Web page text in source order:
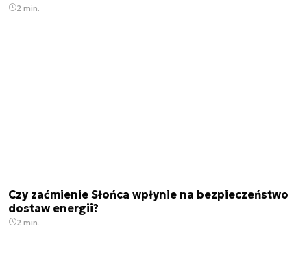
2 min.
Czy zaćmienie Słońca wpłynie na bezpieczeństwo
dostaw energii?
2 min.